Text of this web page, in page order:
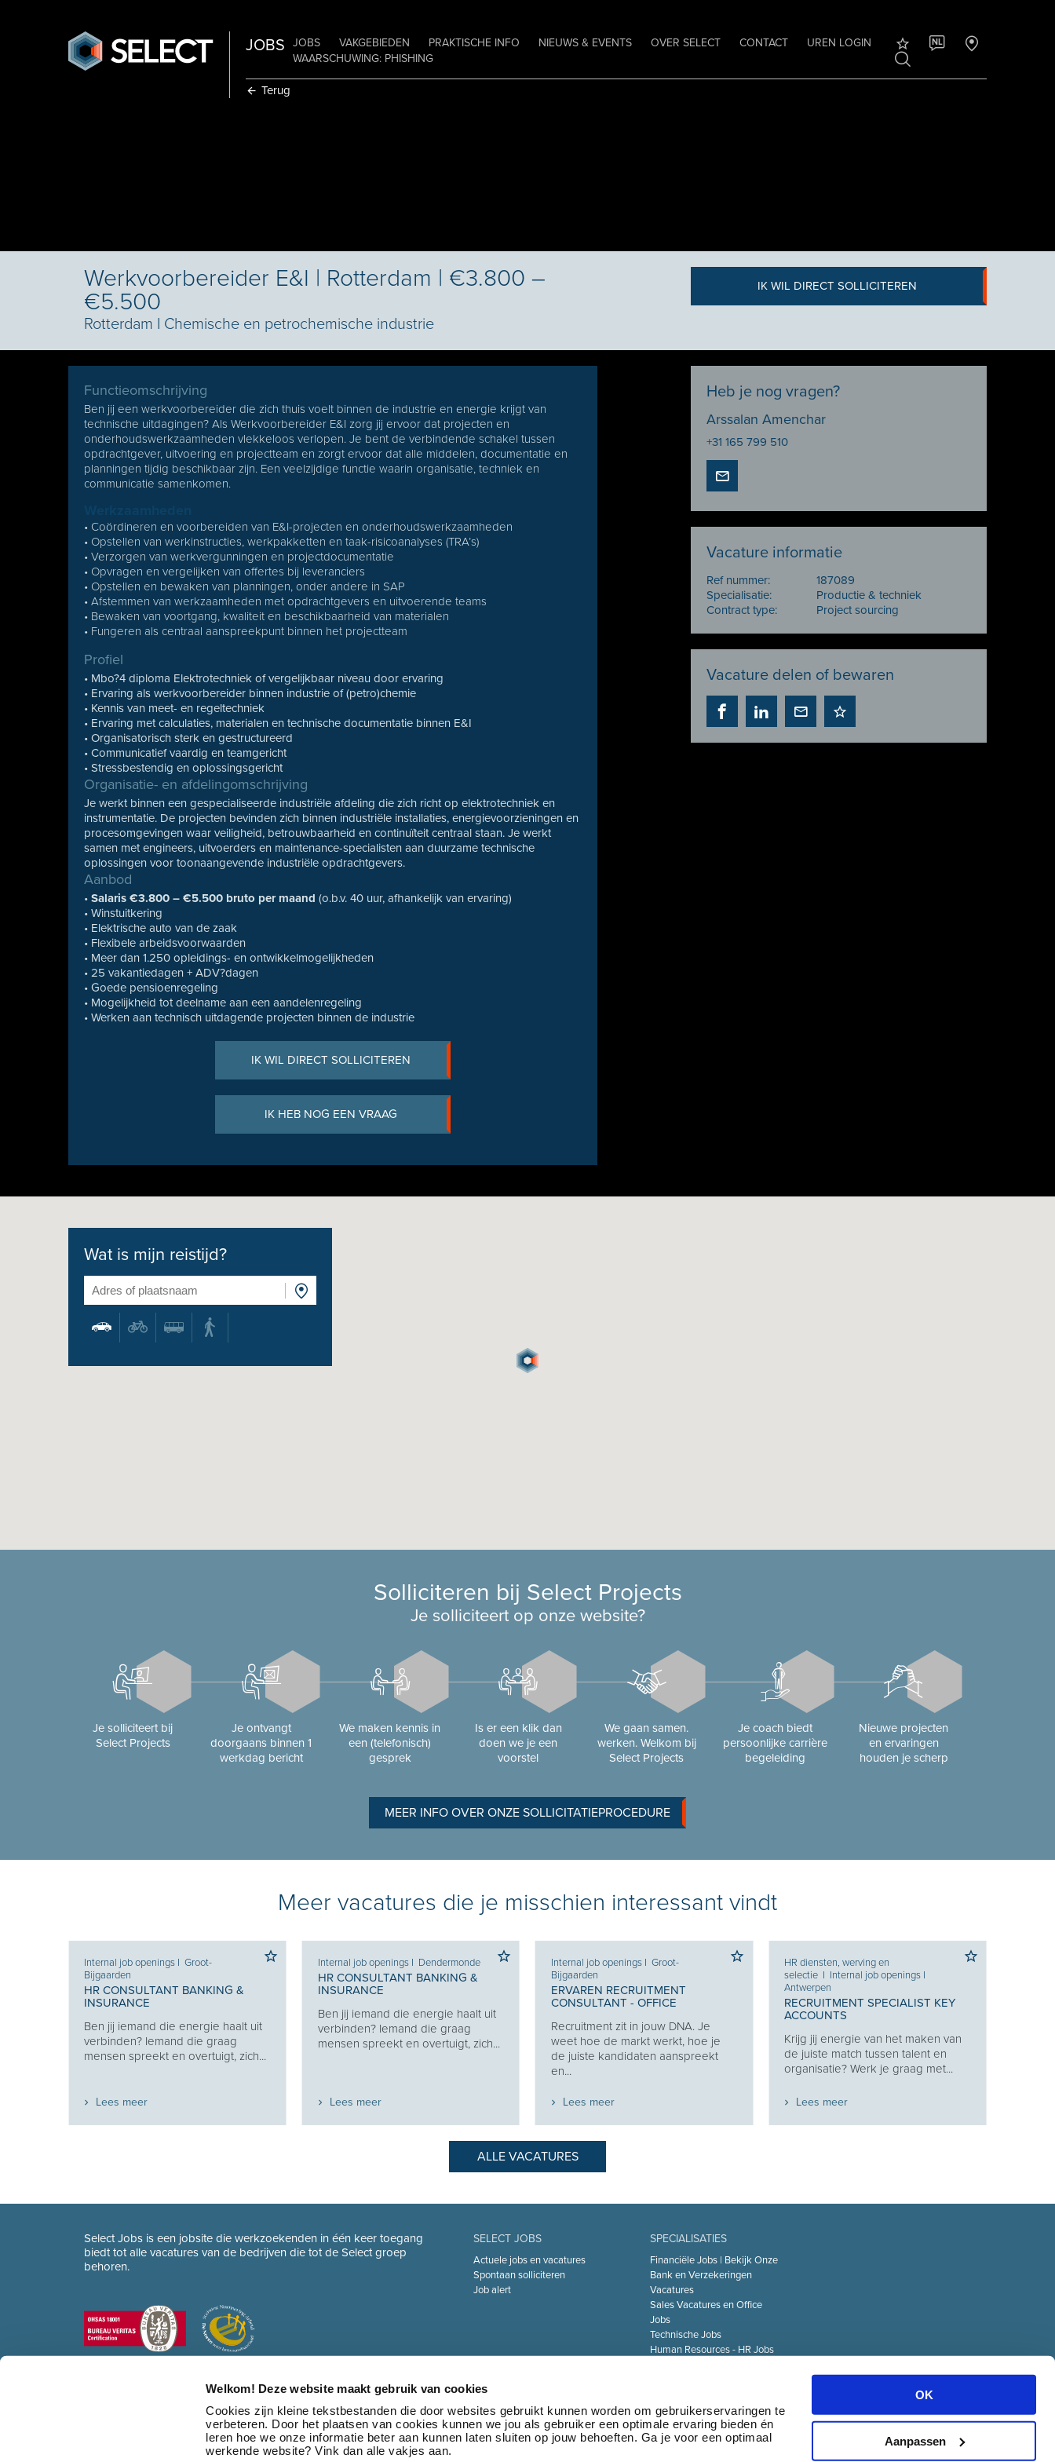
Welkom! Deze website maakt gebruik van cookies
Cookies zijn kleine tekstbestanden die door websites gebruikt kunnen worden om gebruikerservaringen te
verbeteren. Door het plaatsen van cookies kunnen we jou als gebruiker een optimale ervaring bieden én
leren hoe we onze informatie beter aan kunnen laten sluiten op jouw behoeften. Ga je voor een optimaal
werkende website? Vink dan alle vakjes aan.
OK
Aanpassen
JOBS JOBS VAKGEBIEDEN PRAKTISCHE INFO NIEUWS & EVENTS OVER SELECT CONTACT
UREN LOGIN
WAARSCHUWING: PHISHING
NL
Terug
Werkvoorbereider E&I | Rotterdam | €3.800 –
€5.500
Rotterdam I Chemische en petrochemische industrie
IK WIL DIRECT SOLLICITEREN
Functieomschrijving
Ben jij een werkvoorbereider die zich thuis voelt binnen de industrie en energie krijgt van
technische uitdagingen? Als Werkvoorbereider E&I zorg jij ervoor dat projecten en
onderhoudswerkzaamheden vlekkeloos verlopen. Je bent de verbindende schakel tussen
opdrachtgever, uitvoering en projectteam en zorgt ervoor dat alle middelen, documentatie en
planningen tijdig beschikbaar zijn. Een veelzijdige functie waarin organisatie, techniek en
communicatie samenkomen.
• Coördineren en voorbereiden van E&I-projecten en onderhoudswerkzaamheden
• Opstellen van werkinstructies, werkpakketten en taak-risicoanalyses (TRA’s)
• Verzorgen van werkvergunningen en projectdocumentatie
• Opvragen en vergelijken van offertes bij leveranciers
• Opstellen en bewaken van planningen, onder andere in SAP
• Afstemmen van werkzaamheden met opdrachtgevers en uitvoerende teams
• Bewaken van voortgang, kwaliteit en beschikbaarheid van materialen
• Fungeren als centraal aanspreekpunt binnen het projectteam
Profiel
• Mbo?4 diploma Elektrotechniek of vergelijkbaar niveau door ervaring
• Ervaring als werkvoorbereider binnen industrie of (petro)chemie
• Kennis van meet- en regeltechniek
• Ervaring met calculaties, materialen en technische documentatie binnen E&I
• Organisatorisch sterk en gestructureerd
• Communicatief vaardig en teamgericht
• Stressbestendig en oplossingsgericht
Organisatie- en afdelingomschrijving
Je werkt binnen een gespecialiseerde industriële afdeling die zich richt op elektrotechniek en
instrumentatie. De projecten bevinden zich binnen industriële installaties, energievoorzieningen en
procesomgevingen waar veiligheid, betrouwbaarheid en continuïteit centraal staan. Je werkt
samen met engineers, uitvoerders en maintenance-specialisten aan duurzame technische
oplossingen voor toonaangevende industriële opdrachtgevers.
Aanbod
•Salaris €3.800 – €5.500 bruto per maand (o.b.v. 40 uur, afhankelijk van ervaring)
• Winstuitkering
• Elektrische auto van de zaak
• Flexibele arbeidsvoorwaarden
• Meer dan 1.250 opleidings- en ontwikkelmogelijkheden
• 25 vakantiedagen + ADV?dagen
• Goede pensioenregeling
• Mogelijkheid tot deelname aan een aandelenregeling
• Werken aan technisch uitdagende projecten binnen de industrie
IK WIL DIRECT SOLLICITEREN
IK HEB NOG EEN VRAAG
Heb je nog vragen?
Arssalan Amenchar
+31 165 799 510
Vacature informatie
Ref nummer:
187089
Specialisatie:
Productie & techniek
Contract type:
Project sourcing
Vacature delen of bewaren
Wat is mijn reistijd?
Solliciteren bij Select Projects
Je solliciteert op onze website?
Je solliciteert bij
Select Projects
Je ontvangt
doorgaans binnen 1
werkdag bericht
We maken kennis in
een (telefonisch)
gesprek
Is er een klik dan
doen we je een
voorstel
We gaan samen.
werken. Welkom bij
Select Projects
Je coach biedt
persoonlijke carrière
begeleiding
Nieuwe projecten
en ervaringen
houden je scherp
MEER INFO OVER ONZE SOLLICITATIEPROCEDURE
Meer vacatures die je misschien interessant vindt
Internal job openings I Groot-
Bijgaarden
HR CONSULTANT BANKING &
INSURANCE
Ben jij iemand die energie haalt uit
verbinden? Iemand die graag
mensen spreekt en overtuigt, zich...
Lees meer
Internal job openings I Dendermonde
HR CONSULTANT BANKING &
INSURANCE
Ben jij iemand die energie haalt uit
verbinden? Iemand die graag
mensen spreekt en overtuigt, zich...
Lees meer
Internal job openings I Groot-
Bijgaarden
ERVAREN RECRUITMENT
CONSULTANT - OFFICE
Recruitment zit in jouw DNA. Je
weet hoe de markt werkt, hoe je
de juiste kandidaten aanspreekt
en...
Lees meer
HR diensten, werving en
selectie I Internal job openings I
Antwerpen
RECRUITMENT SPECIALIST KEY
ACCOUNTS
Krijg jij energie van het maken van
de juiste match tussen talent en
organisatie? Werk je graag met...
Lees meer
ALLE VACATURES
Select Jobs is een jobsite die werkzoekenden in één keer toegang
biedt tot alle vacatures van de bedrijven die tot de Select groep
behoren.
SELECT JOBS
Actuele jobs en vacatures
Spontaan solliciteren
Job alert
SPECIALISATIES
Financiële Jobs | Bekijk Onze
Bank en Verzekeringen
Vacatures
Sales Vacatures en Office
Jobs
Technische Jobs
Human Resources - HR Jobs
Transport & Logistiek Jobs
Marketing & communicatie
Jobs